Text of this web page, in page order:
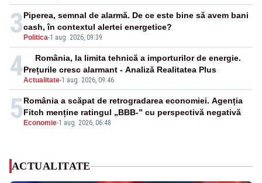
3 Politica-1 aug. 2026, 09:39
Piperea, semnal de alarmă. De ce este bine să avem bani
cash, în contextul alertei energetice?
4Actualitate-1 aug. 2026, 09:46
România, la limita tehnică a importurilor de energie.
Prețurile cresc alarmant - Analiză Realitatea Plus
5 Economie-1 aug. 2026, 06:48
România a scăpat de retrogradarea economiei. Agenția
Fitch menține ratingul „BBB-” cu perspectivă negativă
ACTUALITATE